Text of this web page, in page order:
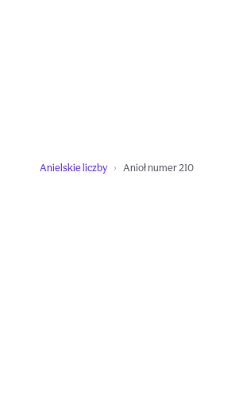
Anielskie liczby Anioł numer 210